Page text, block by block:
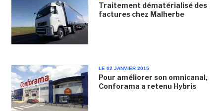
Traitement dématérialisé des
factures chez Malherbe
LE 02 JANVIER 2015
Pour améliorer son omnicanal,
Conforama a retenu Hybris